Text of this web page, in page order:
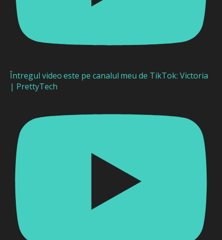
Întregul video este pe canalul meu de TikTok: Victoria
| PrettyTech